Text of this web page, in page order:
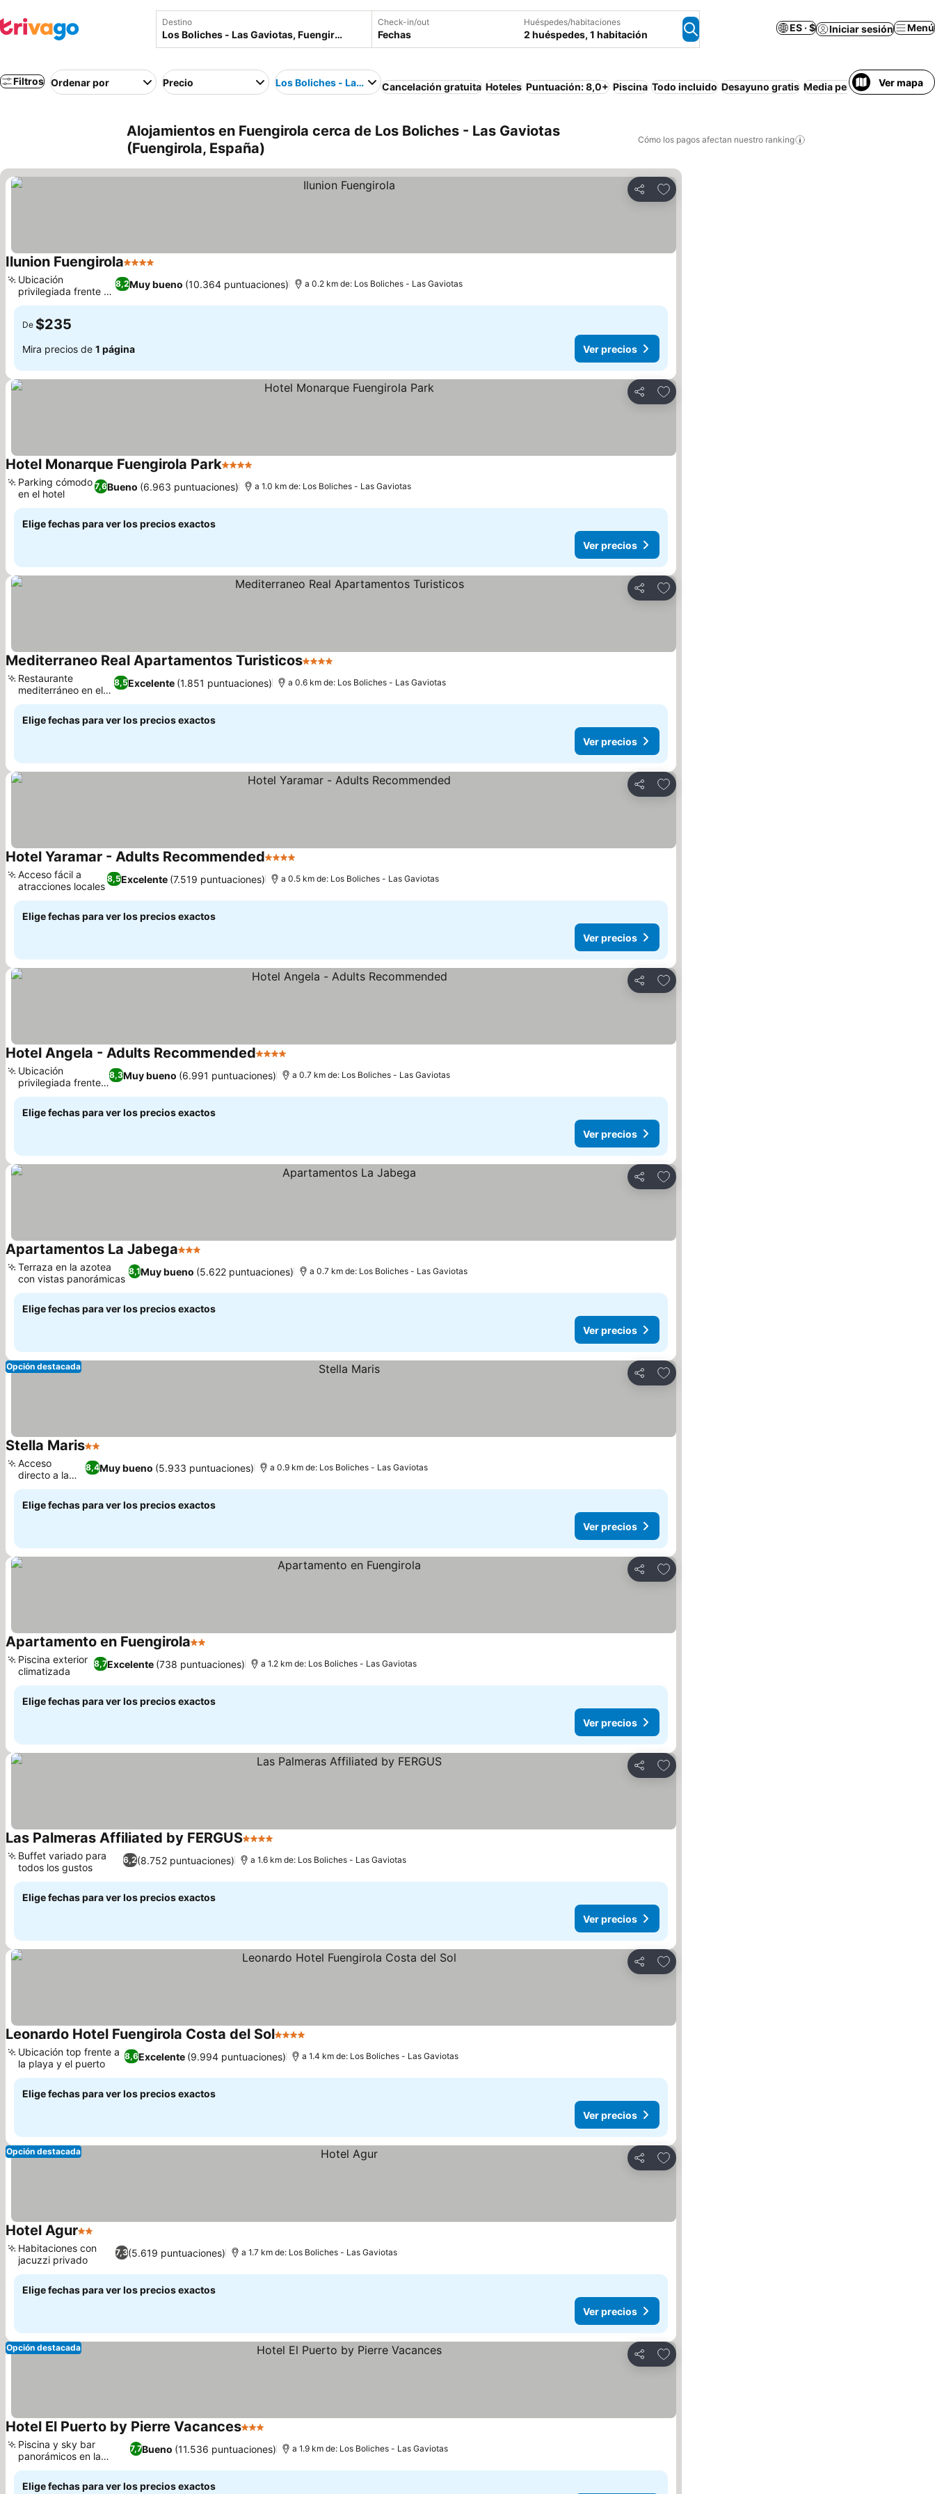
Destino Check-in/out
Fechas
Huéspedes/habitaciones
2 huéspedes, 1 habitación
ES · $ Iniciar sesión Menú
Filtros Ordenar por Precio Los Boliches - Las GaviotasCancelación gratuita Hoteles Puntuación: 8,0+ Piscina Todo incluido Desayuno gratis Media pensión Playa
Ver mapa
Alojamientos en Fuengirola cerca de Los Boliches - Las Gaviotas
(Fuengirola, España)
Cómo los pagos afectan nuestro ranking
Compartir
Agregar a favoritos
Ilunion Fuengirola4 Estrellas
8,2Muy bueno (10.364 puntuaciones)
Ubicación
privilegiada frente a
la playa
a 0.2 km de: Los Boliches - Las Gaviotas
De $235
Mira precios de 1 página Ver precios
Compartir
Agregar a favoritos
Hotel Monarque Fuengirola Park4 Estrellas
7,6Bueno (6.963 puntuaciones)
Parking cómodo
en el hotel
a 1.0 km de: Los Boliches - Las Gaviotas
Elige fechas para ver los precios exactos
Ver precios
Compartir
Agregar a favoritos
Mediterraneo Real Apartamentos Turisticos4 Estrellas
8,5Excelente (1.851 puntuaciones)
Restaurante
mediterráneo en el
hotel
a 0.6 km de: Los Boliches - Las Gaviotas
Elige fechas para ver los precios exactos
Ver precios
Compartir
Agregar a favoritos
Hotel Yaramar - Adults Recommended4 Estrellas
8,5Excelente (7.519 puntuaciones)
Acceso fácil a
atracciones locales
a 0.5 km de: Los Boliches - Las Gaviotas
Elige fechas para ver los precios exactos
Ver precios
Compartir
Agregar a favoritos
Hotel Angela - Adults Recommended4 Estrellas
8,3Muy bueno (6.991 puntuaciones)
Ubicación
privilegiada frente
al mar
a 0.7 km de: Los Boliches - Las Gaviotas
Elige fechas para ver los precios exactos
Ver precios
Compartir
Agregar a favoritos
Apartamentos La Jabega3 Estrellas
8,1Muy bueno (5.622 puntuaciones)
Terraza en la azotea
con vistas panorámicas
a 0.7 km de: Los Boliches - Las Gaviotas
Elige fechas para ver los precios exactos
Ver precios
Compartir
Agregar a favoritos
Opción destacada
Stella Maris2 Estrellas
8,4Muy bueno (5.933 puntuaciones)
Acceso
directo a la
playa
a 0.9 km de: Los Boliches - Las Gaviotas
Elige fechas para ver los precios exactos
Ver precios
Compartir
Agregar a favoritos
Apartamento en Fuengirola2 Estrellas
8,7Excelente (738 puntuaciones)
Piscina exterior
climatizada
a 1.2 km de: Los Boliches - Las Gaviotas
Elige fechas para ver los precios exactos
Ver precios
Compartir
Agregar a favoritos
Las Palmeras Affiliated by FERGUS4 Estrellas
6,2(8.752 puntuaciones)
Buffet variado para
todos los gustos
a 1.6 km de: Los Boliches - Las Gaviotas
Elige fechas para ver los precios exactos
Ver precios
Compartir
Agregar a favoritos
Leonardo Hotel Fuengirola Costa del Sol4 Estrellas
8,6Excelente (9.994 puntuaciones)
Ubicación top frente a
la playa y el puerto
a 1.4 km de: Los Boliches - Las Gaviotas
Elige fechas para ver los precios exactos
Ver precios
Compartir
Agregar a favoritos
Opción destacada
Hotel Agur2 Estrellas
7,3(5.619 puntuaciones)
Habitaciones con
jacuzzi privado
a 1.7 km de: Los Boliches - Las Gaviotas
Elige fechas para ver los precios exactos
Ver precios
Compartir
Agregar a favoritos
Opción destacada
Hotel El Puerto by Pierre Vacances3 Estrellas
7,7Bueno (11.536 puntuaciones)
Piscina y sky bar
panorámicos en la
azotea
a 1.9 km de: Los Boliches - Las Gaviotas
Elige fechas para ver los precios exactos